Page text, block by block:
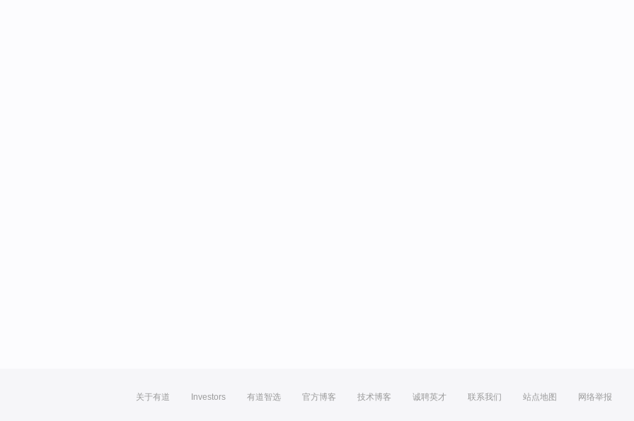
关于有道 Investors 有道智选 官方博客 技术博客 诚聘英才 联系我们 站点地图 网络举报